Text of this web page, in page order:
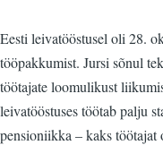
Eesti leivatööstusel oli 28.
tööpakkumist. Jursi sõnul
töötajate loomulikust
leivatööstuses töötab palju
pensioniikka – kaks töötajat